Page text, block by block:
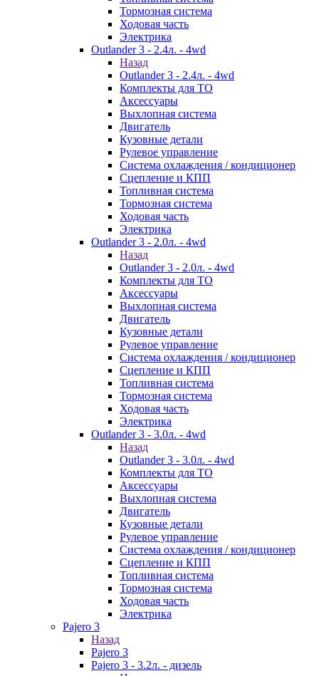
Тормозная система
Ходовая часть
Электрика
Outlander 3 - 2.4л. - 4wd
Назад
Outlander 3 - 2.4л. - 4wd
Комплекты для ТО
Аксессуары
Выхлопная система
Двигатель
Кузовные детали
Рулевое управление
Система охлаждения / кондиционер
Сцепление и КПП
Топливная система
Тормозная система
Ходовая часть
Электрика
Outlander 3 - 2.0л. - 4wd
Назад
Outlander 3 - 2.0л. - 4wd
Комплекты для ТО
Аксессуары
Выхлопная система
Двигатель
Кузовные детали
Рулевое управление
Система охлаждения / кондиционер
Сцепление и КПП
Топливная система
Тормозная система
Ходовая часть
Электрика
Outlander 3 - 3.0л. - 4wd
Назад
Outlander 3 - 3.0л. - 4wd
Комплекты для ТО
Аксессуары
Выхлопная система
Двигатель
Кузовные детали
Рулевое управление
Система охлаждения / кондиционер
Сцепление и КПП
Топливная система
Тормозная система
Ходовая часть
Электрика
Pajero 3
Назад
Pajero 3
Pajero 3 - 3.2л. - дизель